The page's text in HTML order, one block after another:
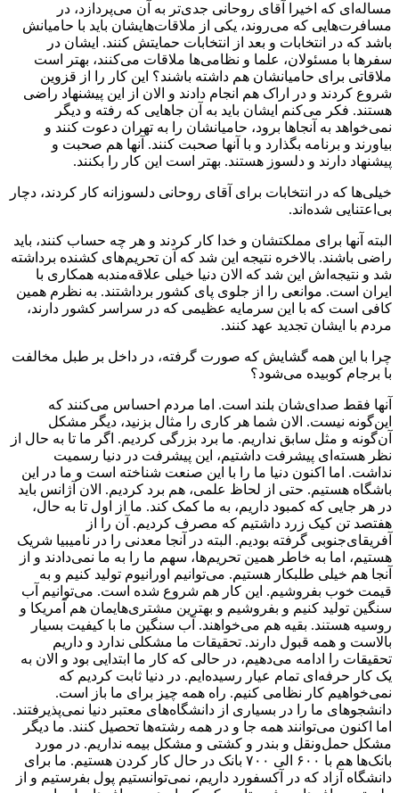
مساله‌ای که اخیرا آقای روحانی جدی‌تر به آن می‌پردازد، در
مسافرت‌هایی که می‌روند، یکی از ملاقات‌هایشان باید با حامیانش
باشد که در انتخابات و بعد از انتخابات حمایتش ‌کنند. ایشان در
سفرها با مسئولان، علما و نظامی‌ها ملاقات می‌کنند، بهتر است
ملاقاتی برای حامیانشان هم داشته باشند؟ این کار را از قزوین
شروع کردند و در اراک هم انجام دادند و الان از این پیشنهاد راضی
هستند. فکر می‌کنم ایشان باید به آن جاهایی که رفته و دیگر
نمی‌خواهد به آنجاها برود، حامیانشان را به تهران دعوت کنند و
بیاورند و برنامه بگذارد و با آنها صحبت کنند. آنها هم صحبت و
پیشنهاد دارند و دلسوز هستند. بهتر است این کار را بکنند.
خیلی‌ها که در انتخابات برای آقای روحانی دلسوزانه کار کردند، دچار
بی‌اعتنایی شده‌اند.
البته آنها برای مملکتشان و خدا کار کردند و هر چه حساب کنند، باید
راضی باشند. بالاخره نتیجه این شد که آن تحریم‌های کشنده برداشته
شد و نتیجه‌اش این شد که الان دنیا خیلی علاقه‌مندبه همکاری با
ایران است. موانعی را از جلوی پای کشور برداشتند. به نظرم همین
کافی است که با این سرمایه‌ عظیمی که در سراسر کشور دارند،
مردم با ایشان تجدید عهد کنند.
چرا با این همه گشایش که صورت گرفته، در داخل بر طبل مخالفت
با برجام کوبیده می‌شود؟
آنها فقط صدای‌شان بلند است. اما مردم احساس می‌کنند که
این‌گونه نیست. الان شما هر کاری را مثال بزنید، دیگر مشکل
آن‌گونه و مثل سابق نداریم. ما برد بزرگی کردیم. اگر ما تا به حال از
نظر هسته‌ای پیشرفت داشتیم، این پیشرفت در دنیا رسمیت
نداشت. اما اکنون دنیا ما را با این صنعت شناخته است و ما در این
باشگاه هستیم. حتی از لحاظ علمی، هم برد کردیم. الان آژانس باید
در هر جایی که کمبود داریم، به ما کمک کند. ما از اول تا به حال،
هفتصد تن کیک زرد داشتیم که مصرف کردیم. آن را از
آفریقای‌جنوبی گرفته بودیم. البته در آنجا معدنی را در نامیبیا شریک
هستیم، اما به خاطر همین تحریم‌ها، سهم ما را به ما نمی‌دادند و از
آنجا هم خیلی طلبکار هستیم. می‌توانیم اورانیوم تولید کنیم و به
قیمت خوب بفروشیم. این کار هم شروع شده است. می‌توانیم آب
سنگین تولید کنیم و بفروشیم و بهترین مشتری‌هایمان هم آمریکا و
روسیه هستند. بقیه هم می‌خواهند. آب سنگین ما با کیفیت بسیار
بالاست و همه قبول دارند. تحقیقات ما مشکلی ندارد و داریم
تحقیقات را ادامه می‌دهیم، در حالی که کار ما ابتدایی بود و الان به
یک کار حرفه‌ای تمام عیار رسیده‌ایم. در دنیا ثابت کردیم که
نمی‌خواهیم کار نظامی کنیم. راه همه چیز برای ما باز است.
دانشجوهای ما را در بسیاری از دانشگاه‌های معتبر دنیا نمی‌پذیرفتند.
اما اکنون می‌توانند همه جا و در همه رشته‌ها تحصیل کنند. ما دیگر
مشکل حمل‌ونقل و بندر و کشتی و مشکل بیمه نداریم. در مورد
بانک‌ها هم با ۶۰۰ الی ۷۰۰ بانک در حال کار کردن هستیم. ما برای
دانشگاه آزاد که در آکسفورد داریم، نمی‌توانستیم پول بفرستیم و از